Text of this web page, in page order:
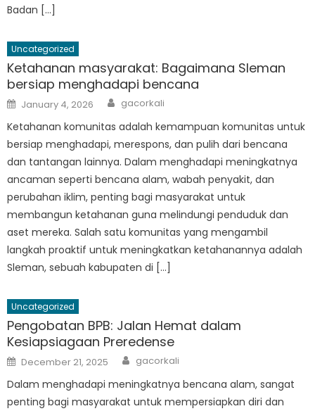
Badan […]
Uncategorized
Ketahanan masyarakat: Bagaimana Sleman
bersiap menghadapi bencana
Posted
on
January 4, 2026 Author
gacorkali
Ketahanan komunitas adalah kemampuan komunitas untuk
bersiap menghadapi, merespons, dan pulih dari bencana
dan tantangan lainnya. Dalam menghadapi meningkatnya
ancaman seperti bencana alam, wabah penyakit, dan
perubahan iklim, penting bagi masyarakat untuk
membangun ketahanan guna melindungi penduduk dan
aset mereka. Salah satu komunitas yang mengambil
langkah proaktif untuk meningkatkan ketahanannya adalah
Sleman, sebuah kabupaten di […]
Uncategorized
Pengobatan BPB: Jalan Hemat dalam
Kesiapsiagaan Preredense
Posted
on
December 21, 2025 Author
gacorkali
Dalam menghadapi meningkatnya bencana alam, sangat
penting bagi masyarakat untuk mempersiapkan diri dan